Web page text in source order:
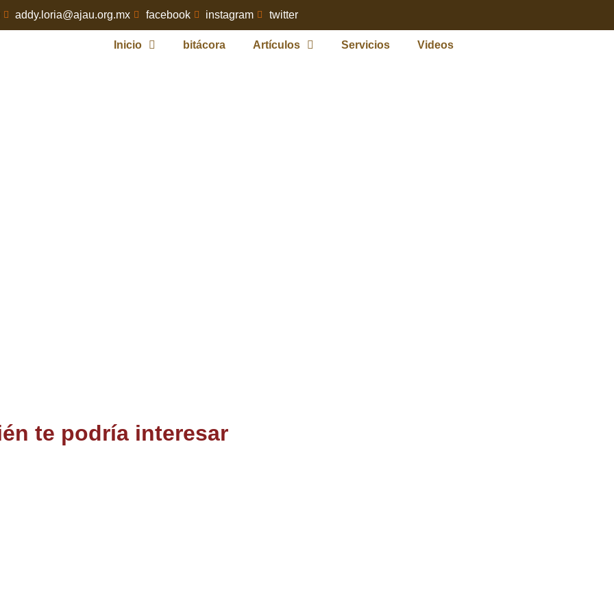
addy.loria@ajau.org.mx facebook instagram twitter
Inicio bitácora Artículos Servicios Videos
te podría interesar